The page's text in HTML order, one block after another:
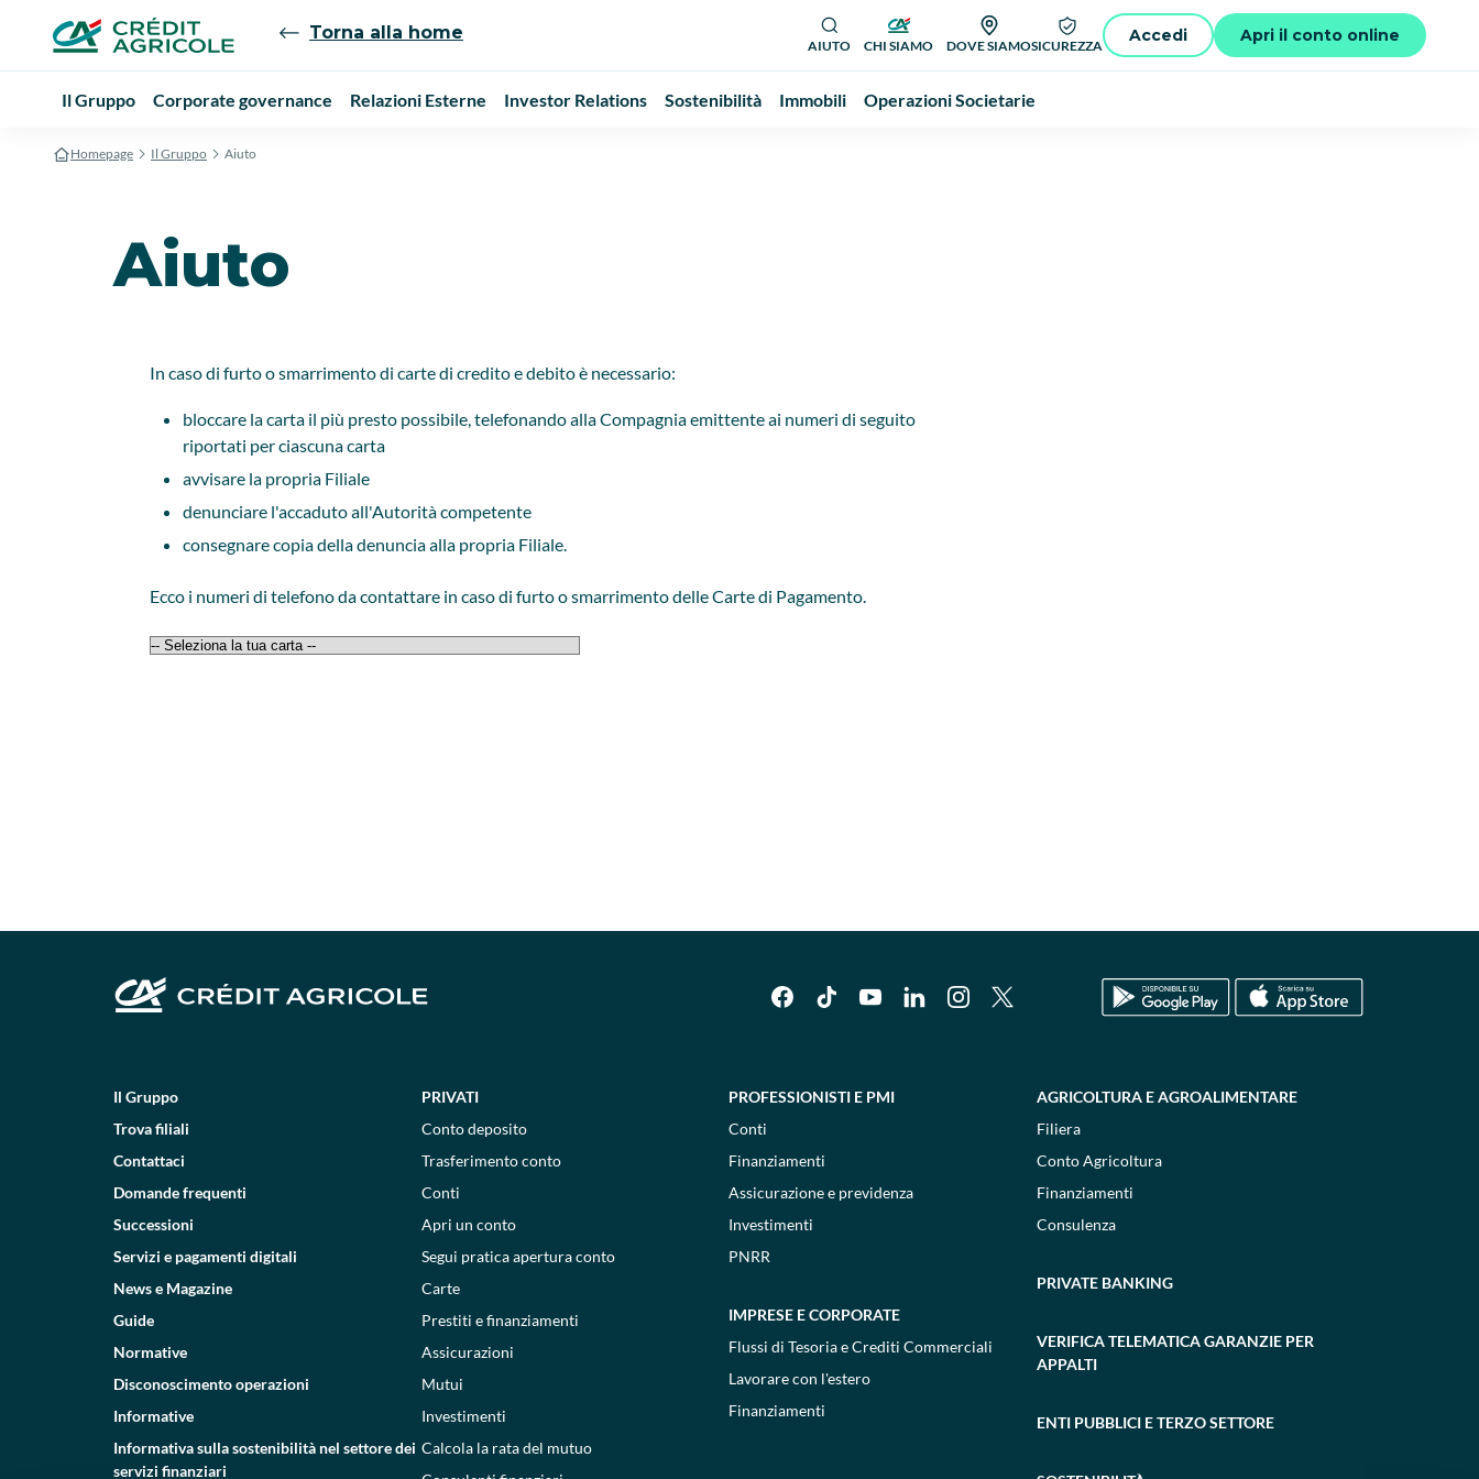
Torna alla home
AIUTO CHI SIAMO DOVE SIAMOSICUREZZA
Accedi Apri il conto online
Il Gruppo Corporate governance Relazioni Esterne Investor Relations Sostenibilità Immobili Operazioni Societarie
Homepage Il Gruppo Aiuto
Aiuto
In caso di furto o smarrimento di carte di credito e debito è necessario:
bloccare la carta il più presto possibile, telefonando alla Compagnia emittente ai numeri di seguito
riportati per ciascuna carta
avvisare la propria Filiale
denunciare l'accaduto all'Autorità competente
consegnare copia della denuncia alla propria Filiale.
Ecco i numeri di telefono da contattare in caso di furto o smarrimento delle Carte di Pagamento.
Il Gruppo
Trova filiali
Contattaci
Domande frequenti
Successioni
Servizi e pagamenti digitali
News e Magazine
Guide
Normative
Disconoscimento operazioni
Informative
Informativa sulla sostenibilità nel settore dei
servizi finanziari
PRIVATI
Conto deposito
Trasferimento conto
Conti
Apri un conto
Segui pratica apertura conto
Carte
Prestiti e finanziamenti
Assicurazioni
Mutui
Investimenti
Calcola la rata del mutuo
PROFESSIONISTI E PMI
Conti
Finanziamenti
Assicurazione e previdenza
Investimenti
PNRR
IMPRESE E CORPORATE
Flussi di Tesoria e Crediti Commerciali
Lavorare con l'estero
Finanziamenti
AGRICOLTURA E AGROALIMENTARE
Filiera
Conto Agricoltura
Finanziamenti
Consulenza
PRIVATE BANKING
VERIFICA TELEMATICA GARANZIE PER
APPALTI
ENTI PUBBLICI E TERZO SETTORE